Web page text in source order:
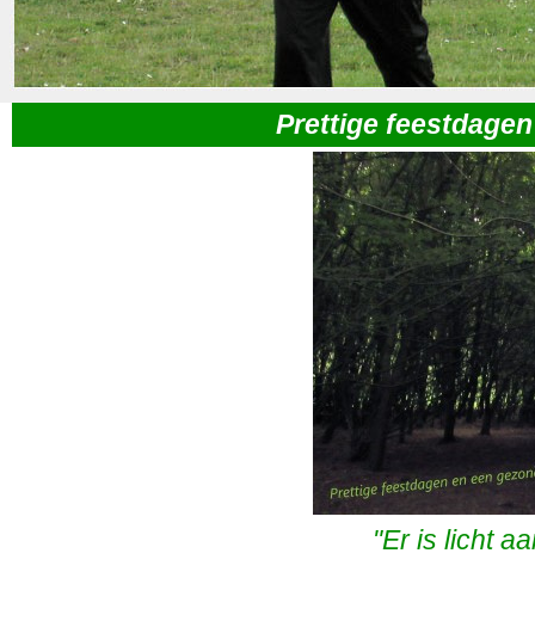
Prettige
"Er is licht